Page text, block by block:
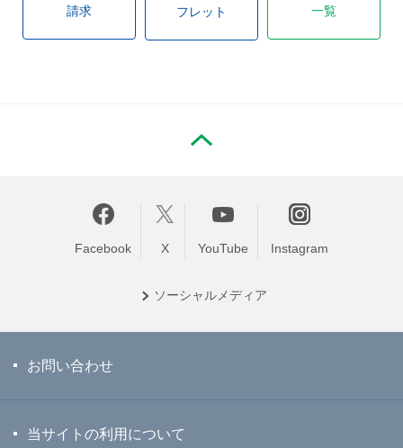
請求
フレット
一覧
Facebook X YouTube Instagram
ソーシャル メディア
お問い合わせ
当サイトの利用について